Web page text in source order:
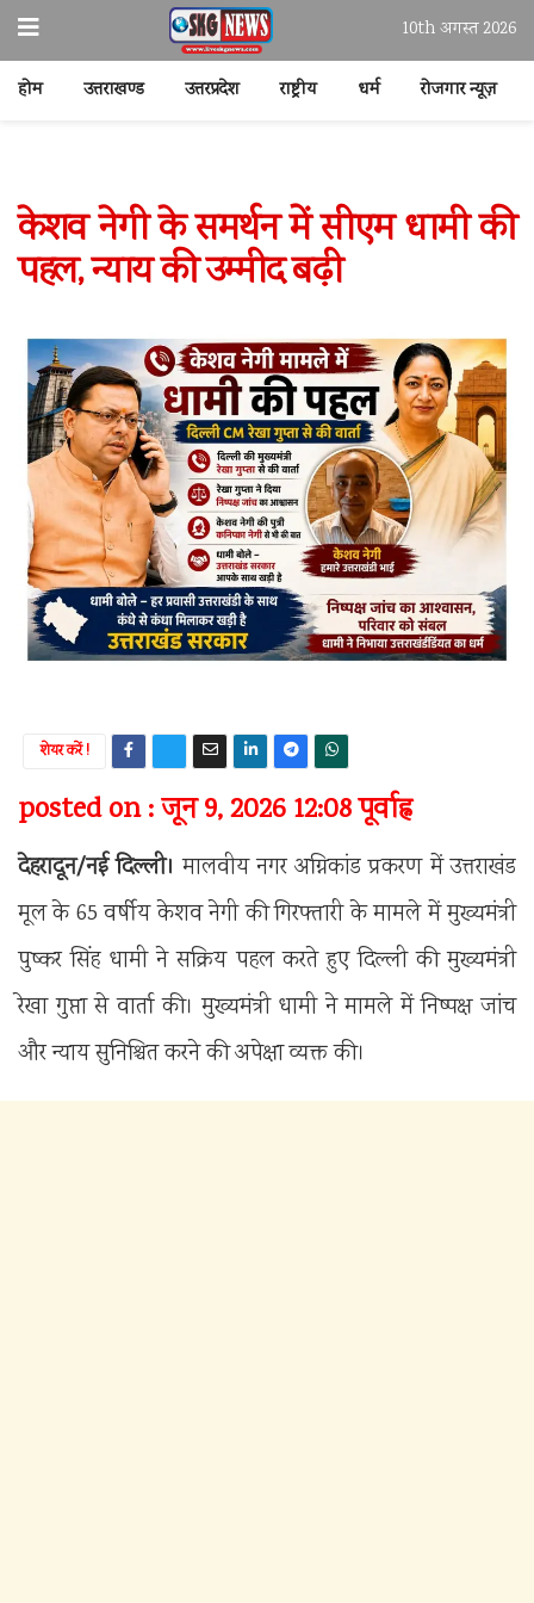
10th अगस्त 2026
होम उत्तराखण्ड उत्तरप्रदेश राष्ट्रीय धर्म रोजगार न्यूज़
केशव नेगी के समर्थन में सीएम धामी की
पहल, न्याय की उम्मीद बढ़ी
शेयर करें !
posted on : जून 9, 2026 12:08 पूर्वाह्न
देहरादून/नई दिल्ली। मालवीय नगर अग्निकांड प्रकरण में उत्तराखंड
मूल के 65 वर्षीय केशव नेगी की गिरफ्तारी के मामले में मुख्यमंत्री
पुष्कर सिंह धामी ने सक्रिय पहल करते हुए दिल्ली की मुख्यमंत्री
रेखा गुप्ता से वार्ता की। मुख्यमंत्री धामी ने मामले में निष्पक्ष जांच
और न्याय सुनिश्चित करने की अपेक्षा व्यक्त की।